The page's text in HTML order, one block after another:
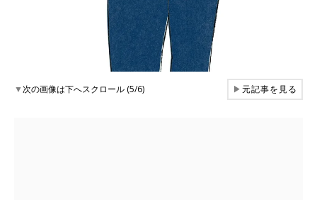
▼次の画像は下へスクロール (5/6) ▶元記事を見る